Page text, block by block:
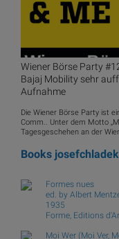
Wiener Börse Party
Bajaj Mobility sehr
Aufnahme
Die Wiener Börse Party ist
Comm.. Unter dem Motto
Tagesgeschehen an der
Books
Formes nues
ed. by Albert
1935
Forme, Editions
Moi Wer (Moi Ver,